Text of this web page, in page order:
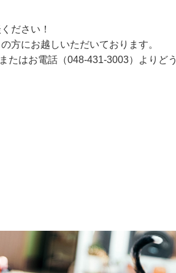
ださい！
方にお越しいただいております。
たはお電話（048-431-3003）よりど